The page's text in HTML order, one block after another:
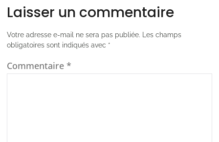
Laisser un commentaire
Votre adresse e-mail ne sera pas publiée.
Les champs
obligatoires sont indiqués avec *
Commentaire *